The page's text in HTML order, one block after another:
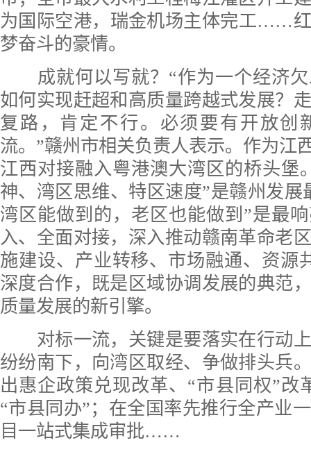
为国际空港，瑞金机场主体完工……
梦奋斗的豪情。
成就何以写就？“作为一个经济欠
如何实现赶超和高质量跨越式发展？
复路，肯定不行。必须要有开放创
流。”赣州市相关负责人表示。作为江
江西对接融入粤港澳大湾区的桥头堡
神、湾区思维、特区速度”是赣州发展
湾区能做到的，老区也能做到”是最
入、全面对接，深入推动赣南革命老
施建设、产业转移、市场融通、资源
深度合作，既是区域协调发展的典范
质量发展的新引擎。
对标一流，关键是要落实在行动上
纷纷南下，向湾区取经、争做排头兵
出惠企政策兑现改革、“市县同权”改
“市县同办”；在全国率先推行全产业
目一站式集成审批……